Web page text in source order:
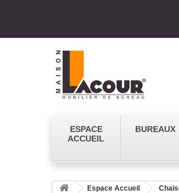
ESPACE
ACCUEIL
BUREAUX
Espace Accueil